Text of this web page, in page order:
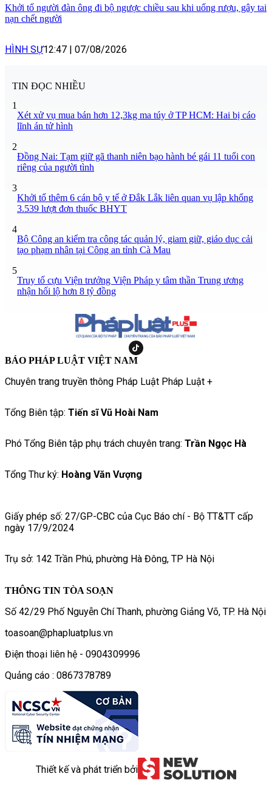
Khởi tố người đàn ông đi bộ ngược chiều sau khi uống rượu, gây tai
nạn chết người
HÌNH SỰ12:47 | 07/08/2026
TIN ĐỌC NHIỀU
1
Xét xử vụ mua bán hơn 12,3kg ma túy ở TP HCM: Hai bị cáo
lĩnh án tử hình
2
Đồng Nai: Tạm giữ gã thanh niên bạo hành bé gái 11 tuổi con
riêng của người tình
3
Khởi tố thêm 6 cán bộ y tế ở Đắk Lắk liên quan vụ lập khống
3.539 lượt đơn thuốc BHYT
4
Bộ Công an kiểm tra công tác quản lý, giam giữ, giáo dục cải
tạo phạm nhân tại Công an tỉnh Cà Mau
5
Truy tố cựu Viện trưởng Viện Pháp y tâm thần Trung ương
nhận hối lộ hơn 8 tỷ đồng
BÁO PHÁP LUẬT VIỆT NAM
Chuyên trang truyền thông Pháp Luật Pháp Luật +
Tổng Biên tập: Tiến sĩ Vũ Hoài Nam
Phó Tổng Biên tập phụ trách chuyên trang: Trần Ngọc Hà
Tổng Thư ký: Hoàng Văn Vượng
Giấy phép số: 27/GP-CBC của Cục Báo chí - Bộ TT&TT cấp
ngày 17/9/2024
Trụ sở: 142 Trần Phú, phường Hà Đông, TP Hà Nội
THÔNG TIN TÒA SOẠN
Số 42/29 Phố Nguyễn Chí Thanh, phường Giảng Võ, TP. Hà Nội
toasoan@phapluatplus.vn
Điện thoại liên hệ - 0904309996
Quảng cáo : 0867378789
Thiết kế và phát triển bởi